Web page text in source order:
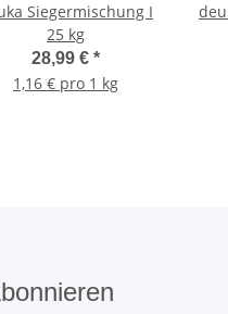
Siegermischung I
25 kg
28,99 € *
1,16 € pro 1 kg